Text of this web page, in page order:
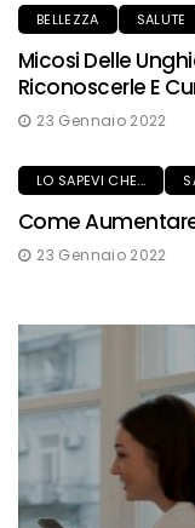
BELLEZZA SALUTE
Micosi Delle
Riconoscerle E
23 Gennaio 2022
LO SAPEVI CHE...
Come
23 Gennaio 2022